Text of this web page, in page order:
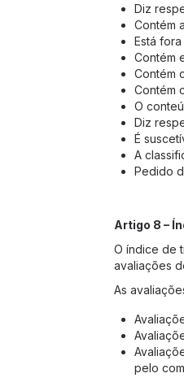
Diz
Contém
Está
Contém
Contém
Contém
O
Diz
É
A
Pedido
Artigo 8 –
O índice de
avaliações
As
pelo